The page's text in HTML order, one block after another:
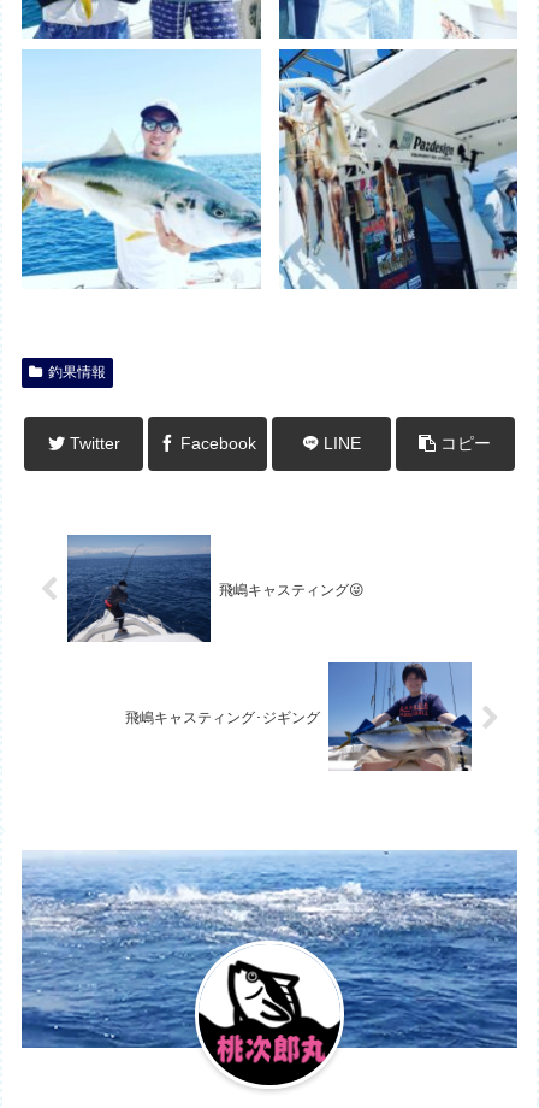
釣果情報
Twitter Facebook LINE コピー
飛嶋キャスティング😜
飛嶋キャスティング･ジギング